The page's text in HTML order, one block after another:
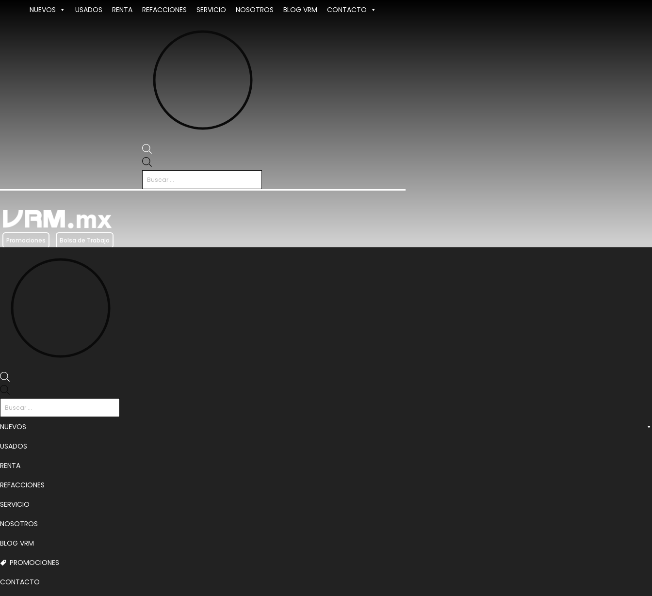
NUEVOS USADOS RENTA REFACCIONES SERVICIO NOSOTROS BLOG VRM
CONTACTO
productos
Promociones Bolsa de Trabajo
productos
NUEVOS
USADOS
RENTA
REFACCIONES
SERVICIO
NOSOTROS
BLOG VRM
PROMOCIONES
CONTACTO